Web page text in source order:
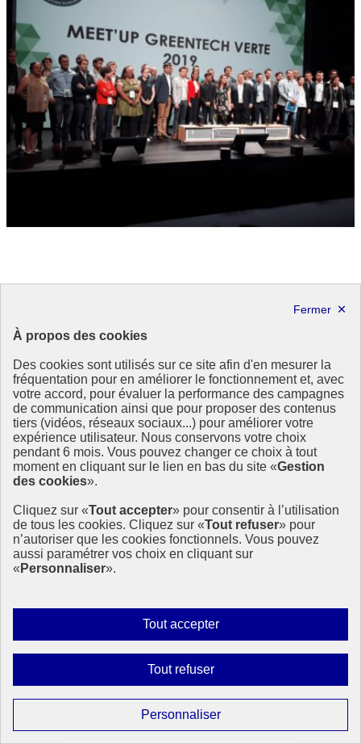
À propos des cookies
Des cookies sont utilisés sur ce site afin d'en mesurer la
fréquentation pour en améliorer le fonctionnement et, avec
votre accord, pour évaluer la performance des campagnes
de communication ainsi que pour proposer des contenus
tiers (vidéos, réseaux sociaux...) pour améliorer votre
expérience utilisateur. Nous conservons votre choix
pendant 6 mois. Vous pouvez changer ce choix à tout
moment en cliquant sur le lien en bas du site «Gestion
des cookies».
Cliquez sur «Tout accepter» pour consentir à l’utilisation
de tous les cookies. Cliquez sur «Tout refuser» pour
n’autoriser que les cookies fonctionnels. Vous pouvez
aussi paramétrer vos choix en cliquant sur
« Personnaliser».
Tout accepterAutoriser
tous
Tout refuserInterdire
tous
PersonnaliserParamétrer
les
« Quelles sont nos ressources et que pouvons-nous produire ? » A
partir de ce questionnement, le festival WE LOVE GREEN
sensibilise l’opinion et mobilise les publics.
We Love Green
« Quelles sont nos ressources et que pouvons-nous produire ? (…)
1er août 2019 - En France